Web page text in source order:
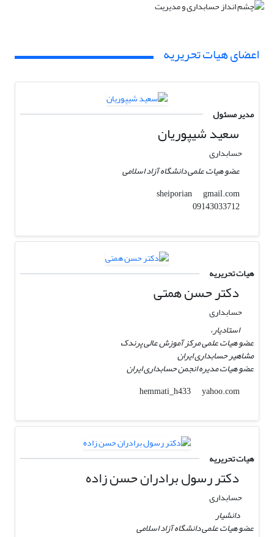
اعضای هیات تحریریه
مدیر مسئول
سعید شیپوریان
حسابداری
عضو هیات علمی دانشگاه آزاد اسلامی
sheiporian
gmail.com
09143033712
هیات تحریریه
دکتر حسن همتی
حسابداری
استادیار،
عضو هیات علمی مرکز آموزش عالی پرندک
مشاهیر حسابداری ایران
عضو هیات مدیره انجمن حسابداری ایران
hemmati_h433
yahoo.com
هیات تحریریه
دکتر رسول برادران حسن زاده
حسابداری
دانشیار
عضو هیات علمی دانشگاه آزاد اسلامی